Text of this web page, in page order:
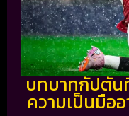
บทบาทกัปตัน
ความเป็นมือ